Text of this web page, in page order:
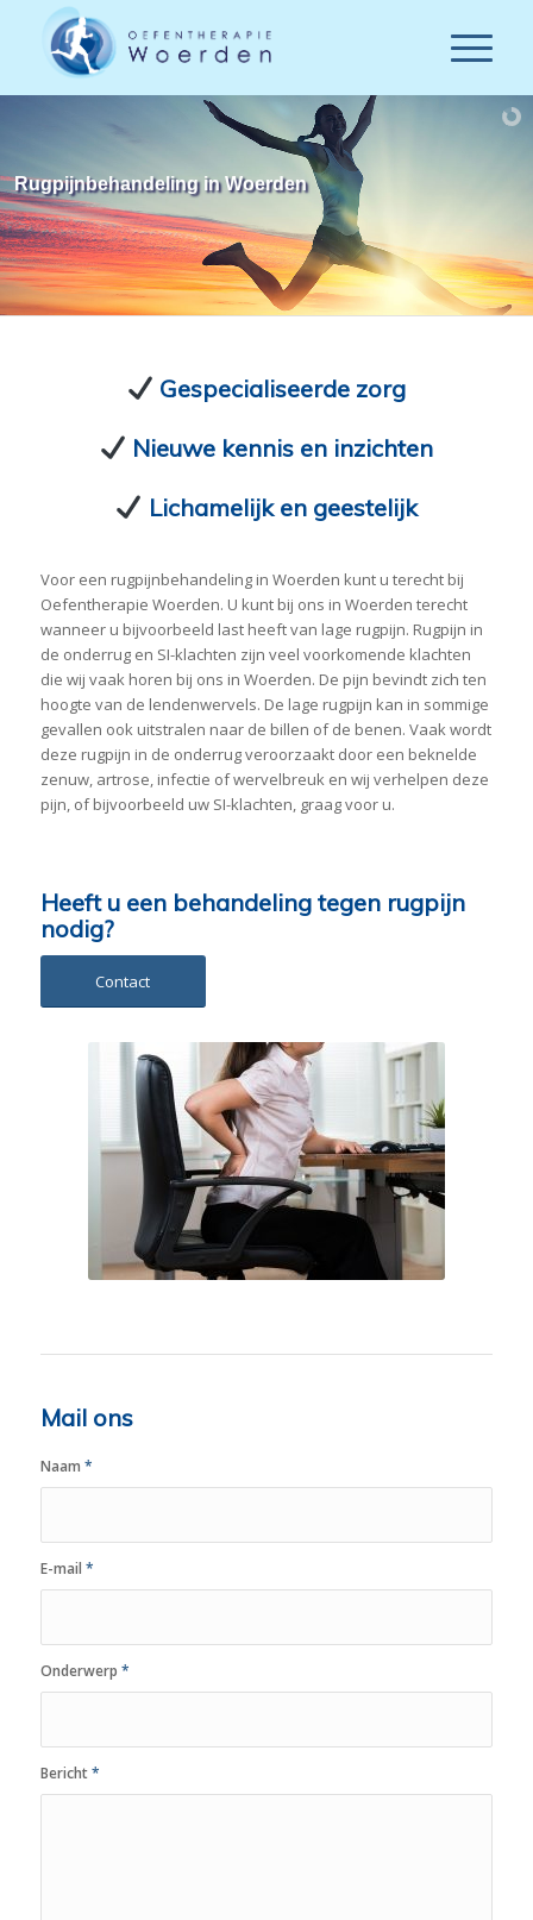
Rugpijnbehandeling in Woerden
Gespecialiseerde zorg
Nieuwe kennis en inzichten
Lichamelijk en geestelijk
Voor een rugpijnbehandeling in Woerden kunt u terecht bij
Oefentherapie Woerden. U kunt bij ons in Woerden terecht
wanneer u bijvoorbeeld last heeft van lage rugpijn. Rugpijn in
de onderrug en SI-klachten zijn veel voorkomende klachten
die wij vaak horen bij ons in Woerden. De pijn bevindt zich ten
hoogte van de lendenwervels. De lage rugpijn kan in sommige
gevallen ook uitstralen naar de billen of de benen. Vaak wordt
deze rugpijn in de onderrug veroorzaakt door een beknelde
zenuw, artrose, infectie of wervelbreuk en wij verhelpen deze
pijn, of bijvoorbeeld uw SI-klachten, graag voor u.
Heeft u een behandeling tegen rugpijn
nodig?
Contact
Mail ons
Naam *
E-mail *
Onderwerp *
Bericht*